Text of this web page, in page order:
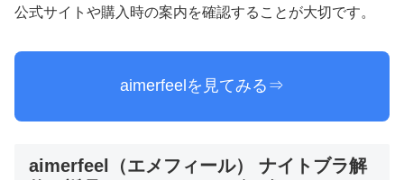
公式サイトや購入時の案内を確認することが大切です。
aimerfeelを見てみる⇒
aimerfeel（エメフィール） ナイトブラ解